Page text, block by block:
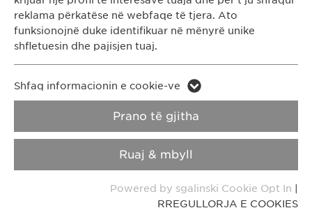
KONTAKTI
ewopharma-ks.com
RREGULLORJA E
PRIVATËSISË
RREGULLORJA E
COOKIES
Impressum
Kohëzgjatja
Qëllimi Generates statistical data.
Emri vuid
Vimeo
website.
reklama përkatëse në webfaqe të tjera. Ato
funksionojnë duke identifikuar në mënyrë unike
shfletuesin dhe pajisjen tuaj.
Emri LinkedIn
LinkedIn
të integruara.
Shfaq informacionin e cookie-ve
Ruaj & mbyll
Prano të gjitha
Powered by sgalinski Cookie Opt In
RREGULLORJA E COOKIES